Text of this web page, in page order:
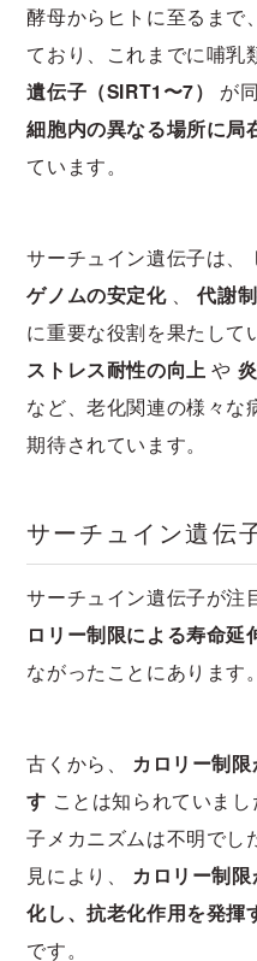
酵母からヒトに至るまで
ており、これまでに哺乳
遺伝子（SIRT1〜7）
が
細胞内の異なる場所に局
ています。
サーチュイン遺伝子は、
ゲノムの安定化、代謝
に重要な役割を果たして
ストレス耐性の向上 や
など、老化関連の様々な
期待されています。
サーチュイン遺伝
サーチュイン遺伝子が注
ロリー制限による寿命延
ながったことにあります。
古くから、 カロリー制
す ことは知られていま
子メカニズムは不明でし
見により、 カロリー制
化し、抗老化作用を発揮
です。